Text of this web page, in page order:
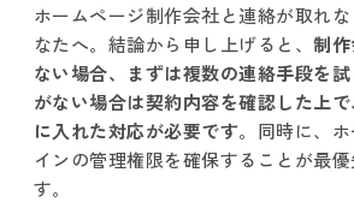
ホームページ制作会社と連絡が取れ
なたへ。結論から申し上げると、制
ない場合、まずは複数の連絡手段を
がない場合は契約内容を確認した上
に入れた対応が必要です。同時に、
インの管理権限を確保することが最
す。